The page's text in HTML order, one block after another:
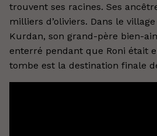
trouvent ses racines. Ses
milliers d’oliviers. Dans le
Kurdan, son grand-père bien-
enterré pendant que Roni était
tombe est la destination finale